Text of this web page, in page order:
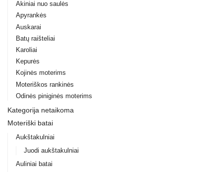
Akiniai nuo saulės
Apyrankės
Auskarai
Batų raišteliai
Karoliai
Kepurės
Kojinės moterims
Moteriškos rankinės
Odinės piniginės moterims
Kategorija netaikoma
Moteriški batai
Aukštakulniai
Juodi aukštakulniai
Auliniai batai